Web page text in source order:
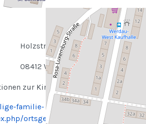
Holzstraße 36
08412 Werdau
zur Kirche finden Sie hier:
familie-
ortsgemeinden/werdau-st-